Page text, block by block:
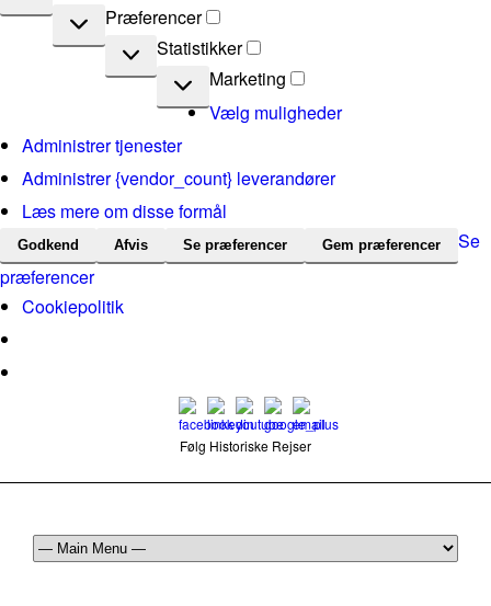
Præferencer
Præferencer
Statistikker
Statistikker
Marketing
Marketing
Vælg muligheder
Administrer tjenester
Administrer {vendor_count} leverandører
Læs mere om disse formål
Godkend Afvis Se præferencer Gem præferencer
Se
præferencer
Cookiepolitik
Følg Historiske Rejser